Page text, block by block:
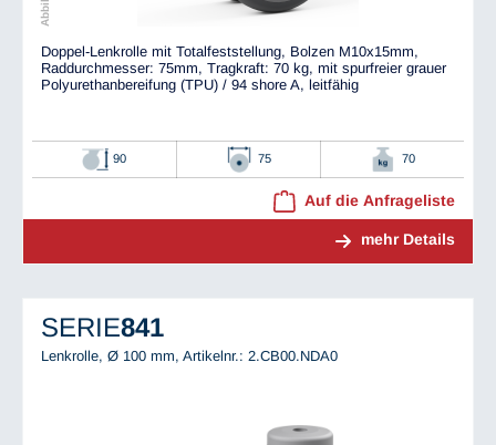
Doppel-Lenkrolle mit Totalfeststellung, Bolzen M10x15mm,
Raddurchmesser: 75mm, Tragkraft: 70 kg, mit spurfreier grauer
Polyurethanbereifung (TPU) / 94 shore A, leitfähig
90 75 70
Auf die Anfrageliste
mehr Details
SERIE841
Lenkrolle, Ø 100 mm, Artikelnr.: 2.CB00.NDA0